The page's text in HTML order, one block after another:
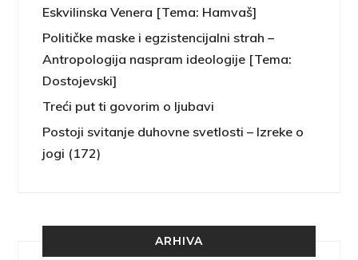
Eskvilinska Venera [Tema: Hamvaš]
Političke maske i egzistencijalni strah –
Antropologija naspram ideologije [Tema:
Dostojevski]
Treći put ti govorim o ljubavi
Postoji svitanje duhovne svetlosti – Izreke o
jogi (172)
ARHIVA